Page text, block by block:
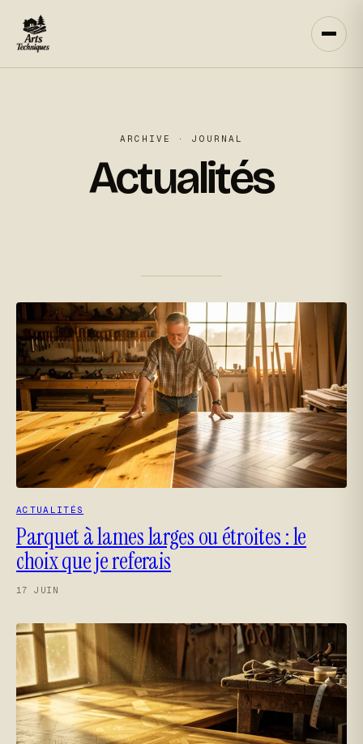
au
contenu
ARCHIVE · JOURNAL
Actualités
ACTUALITÉS
Parquet à lames larges ou étroites : le
choix que je referais
17 JUIN